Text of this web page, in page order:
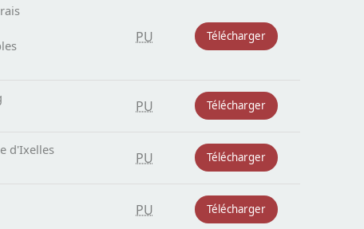
PU Télécharger
PU Télécharger
d'Ixelles
PU Télécharger
PU Télécharger